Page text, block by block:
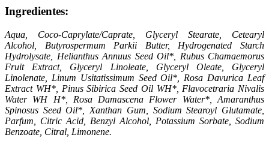
Ingredientes:
Aqua, Coco-Caprylate/Caprate, Glyceryl Stearate, Cetearyl
Alcohol, Butyrospermum Parkii Butter, Hydrogenated Starch
Hydrolysate, Helianthus Annuus Seed Oil*, Rubus Chamaemorus
Fruit Extract, Glyceryl Linoleate, Glyceryl Oleate, Glyceryl
Linolenate, Linum Usitatissimum Seed Oil*, Rosa Davurica Leaf
Extract WH*, Pinus Sibirica Seed Oil WH*, Flavocetraria Nivalis
Water WH H*, Rosa Damascena Flower Water*, Amaranthus
Spinosus Seed Oil*, Xanthan Gum, Sodium Stearoyl Glutamate,
Parfum, Citric Acid, Benzyl Alcohol, Potassium Sorbate, Sodium
Benzoate, Citral, Limonene.